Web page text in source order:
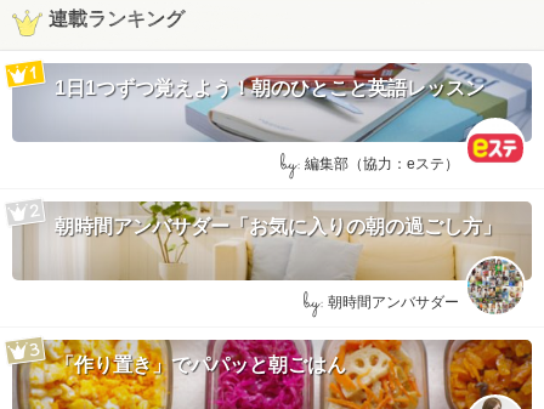
連載ランキング
1日1つずつ覚えよう！朝のひとこと英語レッスン
by: 編集部（協力：eステ）
朝時間アンバサダー「お気に入りの朝の過ごし方」
by: 朝時間アンバサダー
「作り置き」でパパッと朝ごはん